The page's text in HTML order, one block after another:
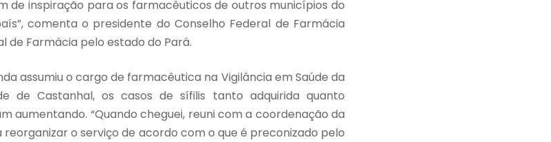
de inspiração para os farmacêuticos de outros municípios do
comenta o presidente do Conselho Federal de Farmácia
de Farmácia pelo estado do Pará.
assumiu o cargo de farmacêutica na Vigilância em Saúde da
de Castanhal, os casos de sífilis tanto adquirida quanto
aumentando. “Quando cheguei, reuni com a coordenação da
o serviço de acordo com o que é preconizado pelo